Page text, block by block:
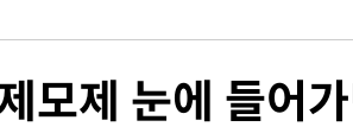
색·성접대 논란' 축구협회 "실망과 걱정 안겨드
시 상승 마감…S&P 0.6% 나스닥 1.3%↑
모제 눈에 들어